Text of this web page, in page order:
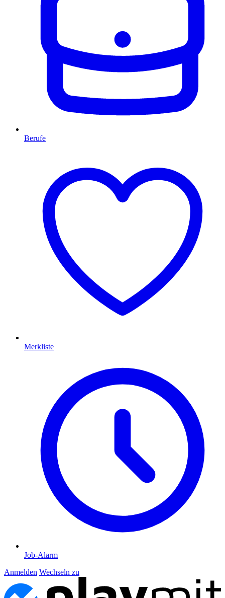
Berufe
Merkliste
Job-Alarm
Anmelden Wechseln zu